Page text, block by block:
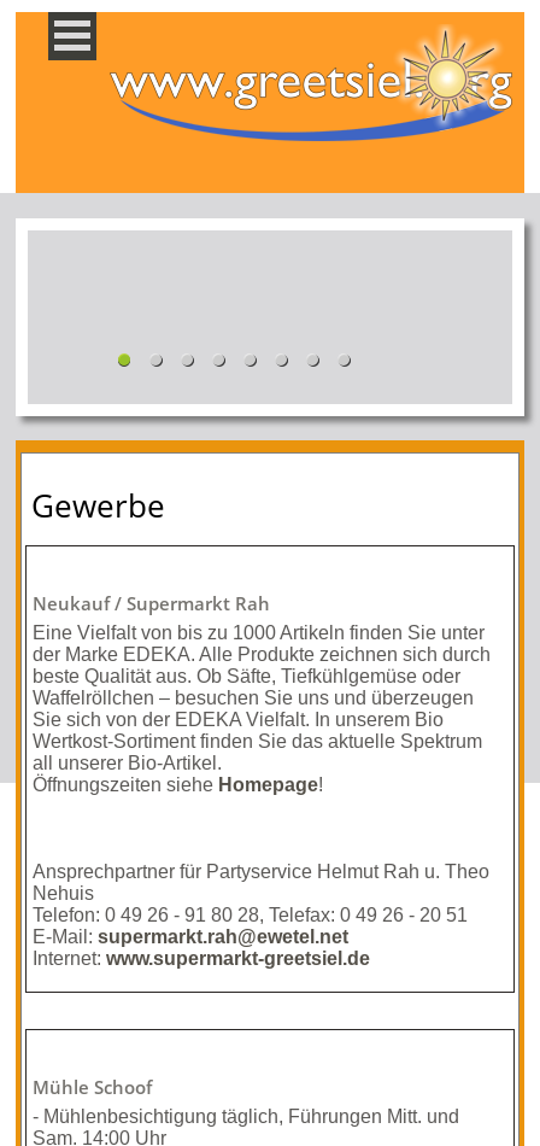
Gewerbe
Neukauf / Supermarkt Rah
Eine Vielfalt von bis zu 1000 Artikeln finden Sie unter
der Marke EDEKA. Alle Produkte zeichnen sich durch
beste Qualität aus. Ob Säfte, Tiefkühlgemüse oder
Waffelröllchen – besuchen Sie uns und überzeugen
Sie sich von der EDEKA Vielfalt. In unserem Bio
Wertkost-Sortiment finden Sie das aktuelle Spektrum
all unserer Bio-Artikel.
Öffnungszeiten siehe Homepage!
Ansprechpartner für Partyservice Helmut Rah u. Theo
Nehuis
Telefon: 0 49 26 - 91 80 28, Telefax: 0 49 26 - 20 51
E-Mail:supermarkt.rah@ewetel.net
Internet:www.supermarkt-greetsiel.de
Mühle Schoof
- Mühlenbesichtigung täglich, Führungen Mitt. und
Sam. 14:00 Uhr